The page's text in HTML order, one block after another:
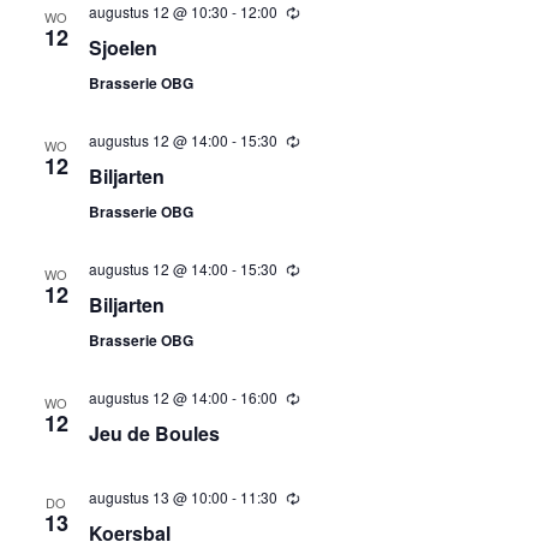
WO
12
augustus 12 @ 10:30 - 12:00 Terugkerend
Sjoelen
Brasserie OBG
WO
12
augustus 12 @ 14:00 - 15:30 Terugkerend
Biljarten
Brasserie OBG
WO
12
augustus 12 @ 14:00 - 15:30 Terugkerend
Biljarten
Brasserie OBG
WO
12
augustus 12 @ 14:00 - 16:00 Terugkerend
Jeu de Boules
DO
13
augustus 13 @ 10:00 - 11:30 Terugkerend
Koersbal